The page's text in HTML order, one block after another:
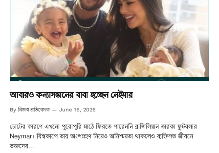
আবারও কন্যাসন্তানের বাবা হচ্ছেন নেইমার
By নিজস্ব প্রতিবেদক June 16, 2026
চোটের কারণে এখনো পুরোপুরি মাঠে ফিরতে পারেননি ব্রাজিলিয়ান তারকা ফুটবলার
Neymar। বিশ্বকাপে তার অংশগ্রহণ নিয়েও অনিশ্চয়তা থাকলেও ব্যক্তিগত জীবনে
ভক্তদের…